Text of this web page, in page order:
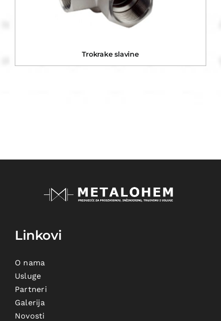
Trokrake slavine
Linkovi
O nama
Usluge
Partneri
Galerija
Novosti